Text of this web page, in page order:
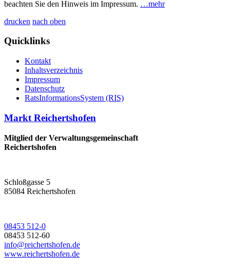
beachten Sie den Hinweis im Impressum. …mehr
drucken nach oben
Quicklinks
Kontakt
Inhaltsverzeichnis
Impressum
Datenschutz
RatsInformationsSystem (RIS)
Markt Reichertshofen
Mitglied der Verwaltungsgemeinschaft
Reichertshofen
Schloßgasse 5
85084 Reichertshofen
08453 512-0
08453 512-60
info@reichertshofen.de
www.reichertshofen.de